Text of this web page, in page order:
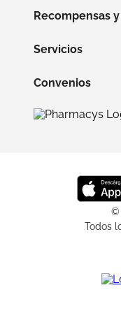
Recompensas
Servicios
Convenios
©
Todos